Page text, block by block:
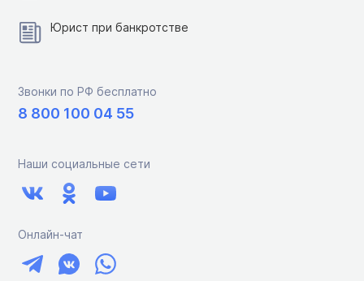
Юрист при банкротстве
Звонки по РФ бесплатно
8 800 100 04 55
Наши социальные сети
Онлайн-чат